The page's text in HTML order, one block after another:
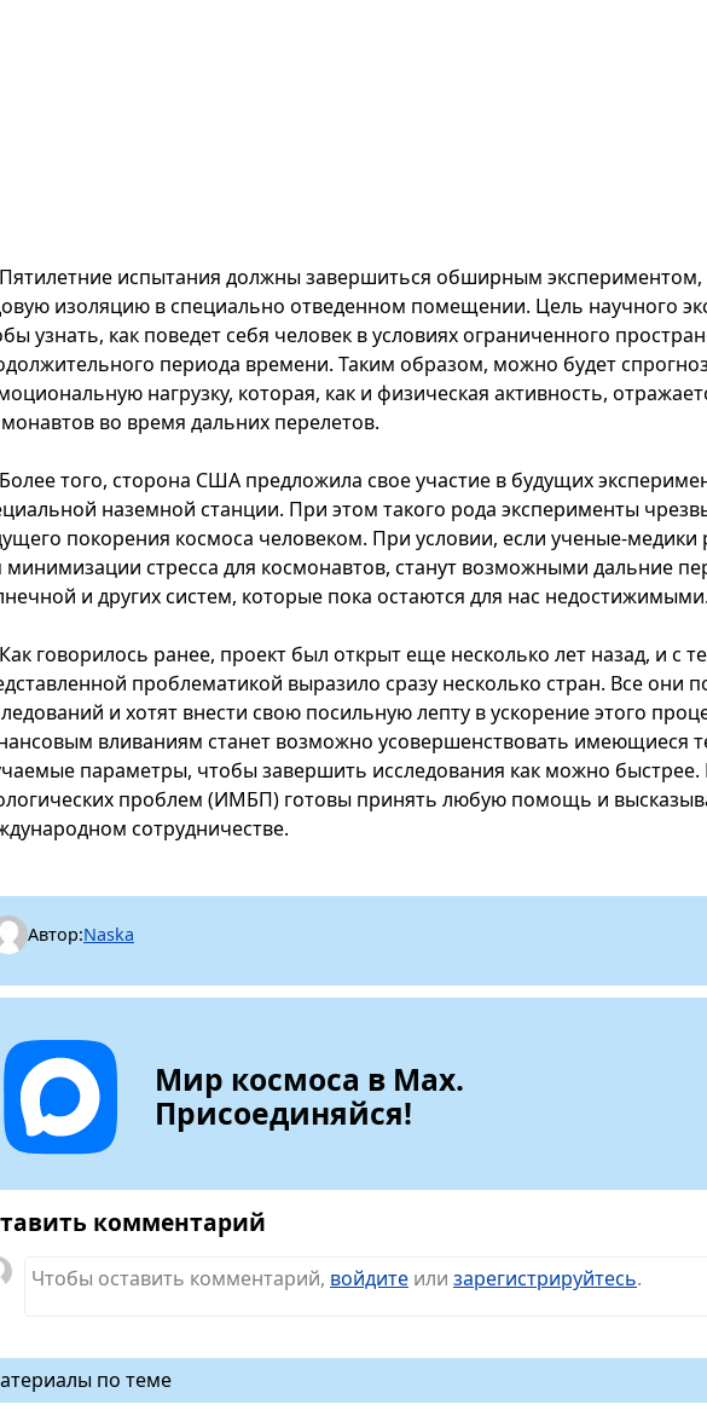
Пятилетние испытания должны завершиться обширным
изоляцию в специально отведенном помещении. Цель научного
узнать, как поведет себя человек в условиях ограниченного
периода времени. Таким образом, можно будет
нагрузку, которая, как и физическая активность,
во время дальних перелетов.
Более того, сторона США предложила свое участие в будущих
наземной станции. При этом такого рода эксперименты
покорения космоса человеком. При условии, если ученые-
минимизации стресса для космонавтов, станут возможными дальние
и других систем, которые пока остаются для нас недостижимыми.
Как говорилось ранее, проект был открыт еще несколько лет назад, и с
проблематикой выразило сразу несколько стран. Все они
и хотят внести свою посильную лепту в ускорение этого
вливаниям станет возможно усовершенствовать имеющиеся
параметры, чтобы завершить исследования как можно быстрее.
проблем (ИМБП) готовы принять любую помощь и
сотрудничестве.
Автор:Naska
Мир космоса в Max.
Присоединяйся!
комментарий
Чтобы оставить комментарий, войдите или зарегистрируйтесь.
по теме